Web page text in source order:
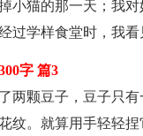
小猫的那一天；我
过学样食堂时，我
字 篇3
两颗豆子，豆子只
纹。就算用手轻轻